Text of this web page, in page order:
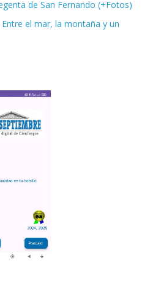
de San Fernando (+Fotos)
Entre el mar, la montaña y un